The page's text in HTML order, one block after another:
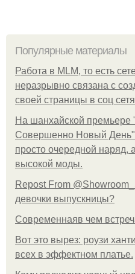
Популярные материалы
Работа в MLM, то есть
неразрывно связана с
своей страницы в соц
На шанхайской премьере
Совершенно Новый День"
просто очередной наряд,
высокой моды.
Repost From
девочки выпускницы?
Современнаяв чем
Вот это вырез: роузи
всех в эффектном платьe.